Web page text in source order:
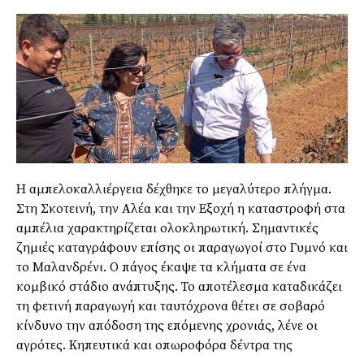
Η αμπελοκαλλιέργεια δέχθηκε το μεγαλύτερο πλήγμα.
Στη Σκοτεινή, την Αλέα και την Εξοχή η καταστροφή στα
αμπέλια χαρακτηρίζεται ολοκληρωτική. Σημαντικές
ζημιές καταγράφουν επίσης οι παραγωγοί στο Γυμνό και
το Μαλανδρένι. Ο πάγος έκαψε τα κλήματα σε ένα
κομβικό στάδιο ανάπτυξης. Το αποτέλεσμα καταδικάζει
τη φετινή παραγωγή και ταυτόχρονα θέτει σε σοβαρό
κίνδυνο την απόδοση της επόμενης χρονιάς, λένε οι
αγρότες. Κηπευτικά και οπωροφόρα δέντρα της